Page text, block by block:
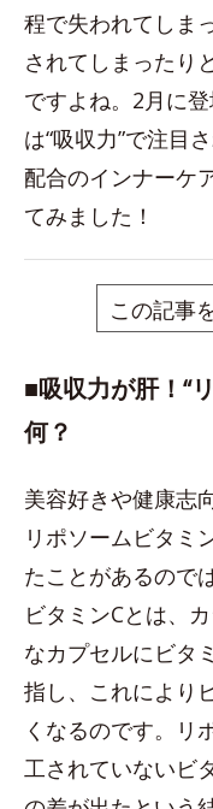
程で失われてしま
されてしまったり
ですよね。2月に
は“吸収力”で注目
配合のインナーケ
てみました！
この記事
■吸収力が肝！“
何？
美容好きや健康志
リポソームビタミ
たことがあるので
ビタミンCとは、
なカプセルにビタ
指し、これにより
くなるのです。リ
工されていないビ